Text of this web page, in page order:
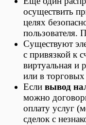
осуществить
целях
пользователя.
Существуют
с привязкой к
виртуальная и
или в торговых
Если вывод
можно
оплату услуг
сделок с